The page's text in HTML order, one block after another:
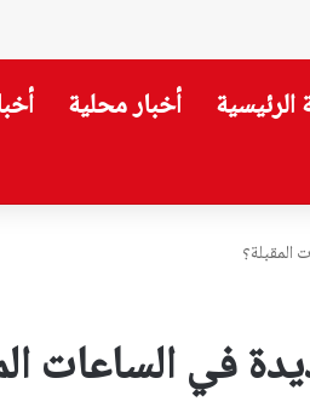
أخبار محلية
ماذا دار بينهما؟
المقبلة؟
في الساعات